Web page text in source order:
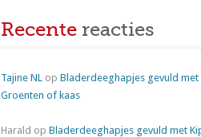
Recente reacties
Tajine NL op Bladerdeeghapjes gevuld met
Groenten of kaas
Harald op Bladerdeeghapjes gevuld met